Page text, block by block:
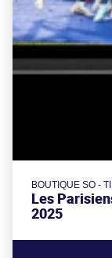
BOUTIQUE SO -
Les
2025